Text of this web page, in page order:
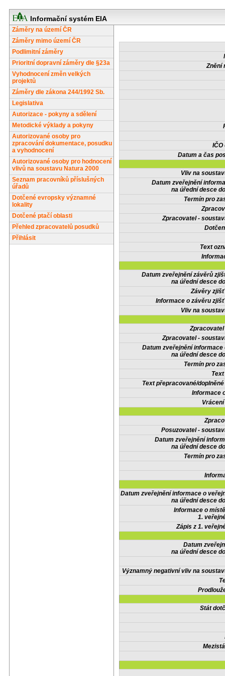
Informační systém EIA
Záměry na území ČR
Záměry mimo území ČR
Podlimitní záměry
Prioritní dopravní záměry dle §23a
Vyhodnocení změn velkých
projektů
Záměry dle zákona 244/1992 Sb.
Legislativa
Autorizace - pokyny a sdělení
Metodické výklady a pokyny
Autorizované osoby pro
zpracování dokumentace, posudku
a vyhodnocení
Autorizované osoby pro hodnocení
vlivů na soustavu Natura 2000
Seznam pracovníků příslušných
úřadů
Dotčené evropsky významné
lokality
Dotčené ptačí oblasti
Přehled zpracovatelů posudků
Přihlásit
Znění
IČO
Datum a čas
Vliv na
Datum zveřejnění
na úřední desce
Termín pro
Zpracovatel -
Text
Datum zveřejnění závěrů
na úřední desce
Závěry
Informace o závěru
Vliv na
Zpracovatel -
Datum zveřejnění informace
na úřední desce
Termín pro
Text přepracované/
Informace
Posuzovatel -
Datum zveřejnění
na úřední desce
Termín pro
Datum zveřejnění informace o
na úřední desce
Informace o
1.
Zápis z 1.
Datum
na úřední desce
Významný negativní vliv na
Stát